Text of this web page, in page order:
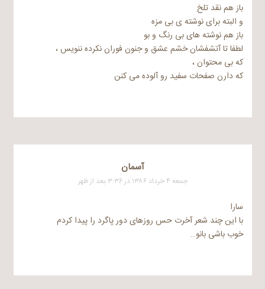
باز هم نقد تلخ
و البته برای نوشته ی بی مزه
باز هم نوشته های بی رنگ و بو
لطفا تا آتشفشان خشم عشق و جنون فوران نکرده ننویس ،
که بی محتوان ،
که دارن صفحات سفید رو آلوده می کنن
آسمان
جمعه ۴ خرداد ۱۳۸۶ در ۳:۳۶ بعد از ظهر
سارا
با این چند شعر آخرت حس روزهای دور پاگرد را پیدا کردم
خوب باشی بانو…